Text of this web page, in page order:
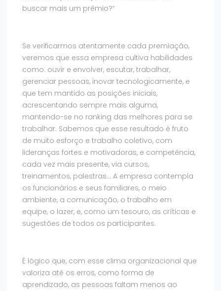
buscar mais um prêmio?”
Se verificarmos atentamente cada premiação,
veremos que essa empresa cultiva habilidades
como: ouvir e envolver, escutar, trabalhar,
gerenciar pessoas, inovar tecnologicamente, e
que tem mantido as posições iniciais,
acrescentando sempre mais alguma,
mantendo-se no ranking das melhores para se
trabalhar. Sabemos que esse resultado é fruto
de muito esforço e trabalho coletivo, com
lideranças fortes e motivadoras, e competência,
cada vez mais presente, via cursos,
treinamentos, palestras… A empresa contempla
os funcionários e seus familiares, o meio
ambiente, a comunicação, o trabalho em
equipe, o lazer, e, como um tesouro, as críticas e
sugestões de todos os participantes.
É lógico que, com esse clima organizacional que
valoriza até os erros, como forma de
aprendizado, as pessoas faltam menos ao